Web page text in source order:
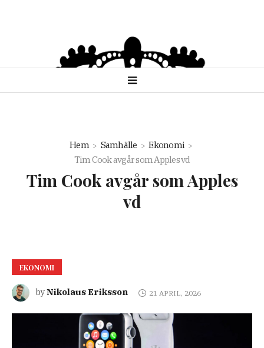
Hem Samhälle
Ekonomi
Tim Cook avgår som Apples vd
Tim Cook avgår som Apples
vd
EKONOMI
byNikolaus Eriksson 21 APRIL, 2026